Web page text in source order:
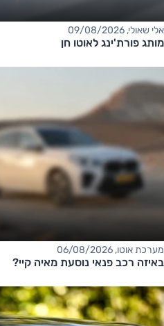
אלי שאולי, 09/08/2026
מותג פורת'ינג לאוטו חן
מערכת אוטו, 06/08/2026
באיזה רכב פנאי נוסעת מאיה קיי?